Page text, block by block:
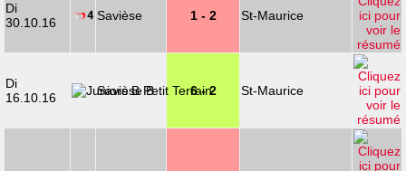
Di
30.10.16
Savièse 1 - 2 St-Maurice
Di
16.10.16
Savièse B 6 - 2 St-Maurice